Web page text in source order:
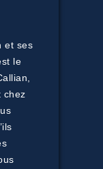
et ses
le
chez